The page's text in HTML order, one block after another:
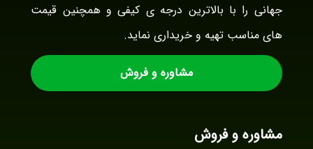
جهانی را با بالاترین درجه ی کیفی و همچنین قیمت
های مناسب تهیه و خریداری نماید.
مشاوره و فروش
مشاوره و فروش